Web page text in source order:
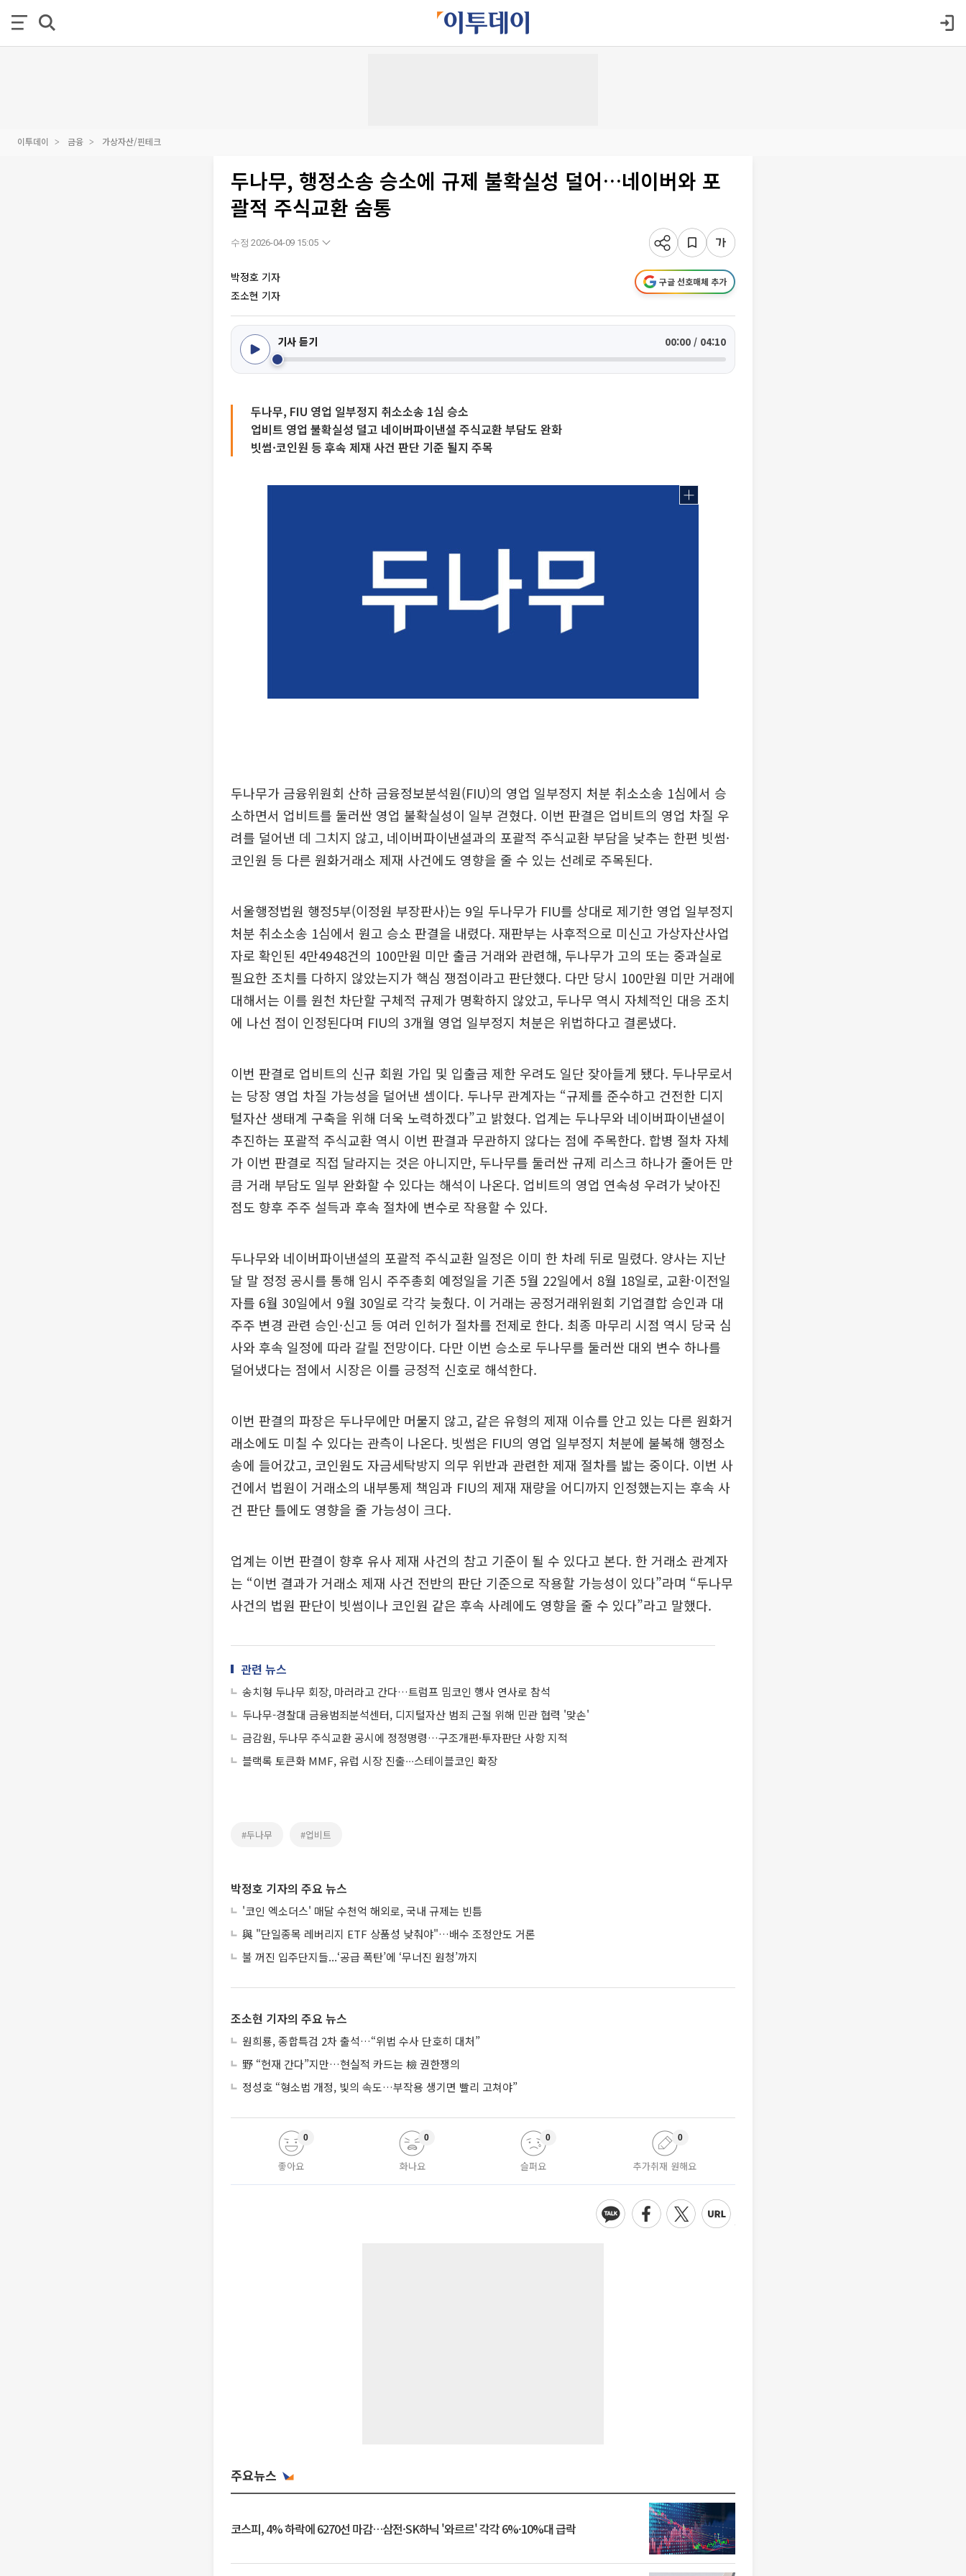
이투데이 금융 가상자산/핀테크
두나무, 행정소송 승소에 규제 불확실성 덜어…네이버와 포
괄적 주식교환 숨통
수정 2026-04-09 15:05
박정호 기자
조소현 기자
구글 선호매체 추가
기사 듣기 00:00 / 04:10
두나무, FIU 영업 일부정지 취소소송 1심 승소
업비트 영업 불확실성 덜고 네이버파이낸셜 주식교환 부담도 완화
빗썸·코인원 등 후속 제재 사건 판단 기준 될지 주목
두나무가 금융위원회 산하 금융정보분석원(FIU)의 영업 일부정지 처분 취소소송 1심에서 승
소하면서 업비트를 둘러싼 영업 불확실성이 일부 걷혔다. 이번 판결은 업비트의 영업 차질 우
려를 덜어낸 데 그치지 않고, 네이버파이낸셜과의 포괄적 주식교환 부담을 낮추는 한편 빗썸·
코인원 등 다른 원화거래소 제재 사건에도 영향을 줄 수 있는 선례로 주목된다.
서울행정법원 행정5부(이정원 부장판사)는 9일 두나무가 FIU를 상대로 제기한 영업 일부정지
처분 취소소송 1심에서 원고 승소 판결을 내렸다. 재판부는 사후적으로 미신고 가상자산사업
자로 확인된 4만4948건의 100만원 미만 출금 거래와 관련해, 두나무가 고의 또는 중과실로
필요한 조치를 다하지 않았는지가 핵심 쟁점이라고 판단했다. 다만 당시 100만원 미만 거래에
대해서는 이를 원천 차단할 구체적 규제가 명확하지 않았고, 두나무 역시 자체적인 대응 조치
에 나선 점이 인정된다며 FIU의 3개월 영업 일부정지 처분은 위법하다고 결론냈다.
이번 판결로 업비트의 신규 회원 가입 및 입출금 제한 우려도 일단 잦아들게 됐다. 두나무로서
는 당장 영업 차질 가능성을 덜어낸 셈이다. 두나무 관계자는 “규제를 준수하고 건전한 디지
털자산 생태계 구축을 위해 더욱 노력하겠다”고 밝혔다. 업계는 두나무와 네이버파이낸셜이
추진하는 포괄적 주식교환 역시 이번 판결과 무관하지 않다는 점에 주목한다. 합병 절차 자체
가 이번 판결로 직접 달라지는 것은 아니지만, 두나무를 둘러싼 규제 리스크 하나가 줄어든 만
큼 거래 부담도 일부 완화할 수 있다는 해석이 나온다. 업비트의 영업 연속성 우려가 낮아진
점도 향후 주주 설득과 후속 절차에 변수로 작용할 수 있다.
두나무와 네이버파이낸셜의 포괄적 주식교환 일정은 이미 한 차례 뒤로 밀렸다. 양사는 지난
달 말 정정 공시를 통해 임시 주주총회 예정일을 기존 5월 22일에서 8월 18일로, 교환·이전일
자를 6월 30일에서 9월 30일로 각각 늦췄다. 이 거래는 공정거래위원회 기업결합 승인과 대
주주 변경 관련 승인·신고 등 여러 인허가 절차를 전제로 한다. 최종 마무리 시점 역시 당국 심
사와 후속 일정에 따라 갈릴 전망이다. 다만 이번 승소로 두나무를 둘러싼 대외 변수 하나를
덜어냈다는 점에서 시장은 이를 긍정적 신호로 해석한다.
이번 판결의 파장은 두나무에만 머물지 않고, 같은 유형의 제재 이슈를 안고 있는 다른 원화거
래소에도 미칠 수 있다는 관측이 나온다. 빗썸은 FIU의 영업 일부정지 처분에 불복해 행정소
송에 들어갔고, 코인원도 자금세탁방지 의무 위반과 관련한 제재 절차를 밟는 중이다. 이번 사
건에서 법원이 거래소의 내부통제 책임과 FIU의 제재 재량을 어디까지 인정했는지는 후속 사
건 판단 틀에도 영향을 줄 가능성이 크다.
업계는 이번 판결이 향후 유사 제재 사건의 참고 기준이 될 수 있다고 본다. 한 거래소 관계자
는 “이번 결과가 거래소 제재 사건 전반의 판단 기준으로 작용할 가능성이 있다”라며 “두나무
사건의 법원 판단이 빗썸이나 코인원 같은 후속 사례에도 영향을 줄 수 있다”라고 말했다.
관련 뉴스
송치형 두나무 회장, 마러라고 간다…트럼프 밈코인 행사 연사로 참석
두나무-경찰대 금융범죄분석센터, 디지털자산 범죄 근절 위해 민관 협력 '맞손'
금감원, 두나무 주식교환 공시에 정정명령…구조개편·투자판단 사항 지적
블랙록 토큰화 MMF, 유럽 시장 진출∙∙∙스테이블코인 확장
#두나무 #업비트
박정호 기자의 주요 뉴스
'코인 엑소더스' 매달 수천억 해외로, 국내 규제는 빈틈
與 "단일종목 레버리지 ETF 상품성 낮춰야"…배수 조정안도 거론
불 꺼진 입주단지들...‘공급 폭탄’에 ‘무너진 원청’까지
조소현 기자의 주요 뉴스
원희룡, 종합특검 2차 출석…“위법 수사 단호히 대처”
野 “헌재 간다”지만…현실적 카드는 檢 권한쟁의
정성호 “형소법 개정, 빛의 속도…부작용 생기면 빨리 고쳐야”
좋아요
0
화나요
0
슬퍼요
0
추가취재 원해요
0
주요뉴스
코스피, 4% 하락에 6270선 마감…삼전·SK하닉 '와르르' 각각 6%·10%대 급락